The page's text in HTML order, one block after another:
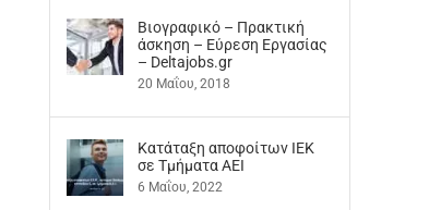
Βιογραφικό – Πρακτική
άσκηση – Εύρεση Εργασίας
– Deltajobs.gr
20 Μαΐου, 2018
Kατάταξη αποφοίτων ΙΕΚ
σε Τμήματα ΑΕΙ
6 Μαΐου, 2022